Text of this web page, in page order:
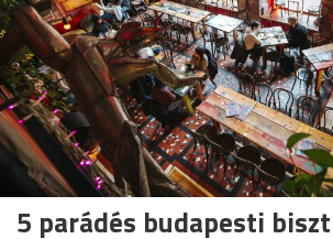
5 parádés budapesti